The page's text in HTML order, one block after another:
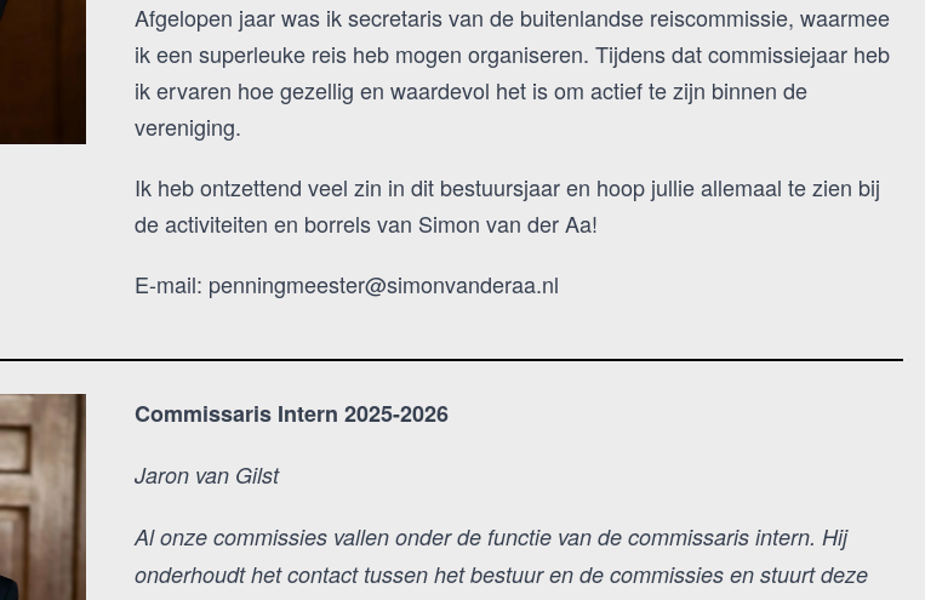
Afgelopen jaar was ik secretaris van de buitenlandse reiscommissie, waarmee
ik een superleuke reis heb mogen organiseren. Tijdens dat commissiejaar heb
ik ervaren hoe gezellig en waardevol het is om actief te zijn binnen de
vereniging.
Ik heb ontzettend veel zin in dit bestuursjaar en hoop jullie allemaal te zien bij
de activiteiten en borrels van Simon van der Aa!
E-mail: penningmeester@simonvanderaa.nl
Commissaris Intern 2025-2026
Jaron van Gilst
Al onze commissies vallen onder de functie van de commissaris intern. Hij
onderhoudt het contact tussen het bestuur en de commissies en stuurt deze